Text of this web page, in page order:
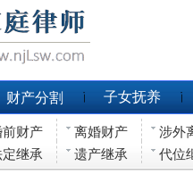
财产分割 子女抚养
前财产 离婚财产
涉外
定继承 遗产继承 代位